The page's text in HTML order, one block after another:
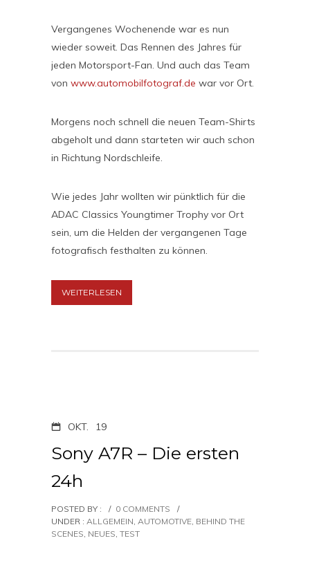
Vergangenes Wochenende war es nun
wieder soweit. Das Rennen des Jahres für
jeden Motorsport-Fan. Und auch das Team
von www.automobilfotograf.de war vor Ort.
Morgens noch schnell die neuen Team-Shirts
abgeholt und dann starteten wir auch schon
in Richtung Nordschleife.
Wie jedes Jahr wollten wir pünktlich für die
ADAC Classics Youngtimer Trophy vor Ort
sein, um die Helden der vergangenen Tage
fotografisch festhalten zu können.
WEITERLESEN
OKT. 19
Sony A7R – Die ersten
24h
POSTED BY : / 0 COMMENTS
/
UNDER : ALLGEMEIN, AUTOMOTIVE, BEHIND THE
SCENES, NEUES, TEST